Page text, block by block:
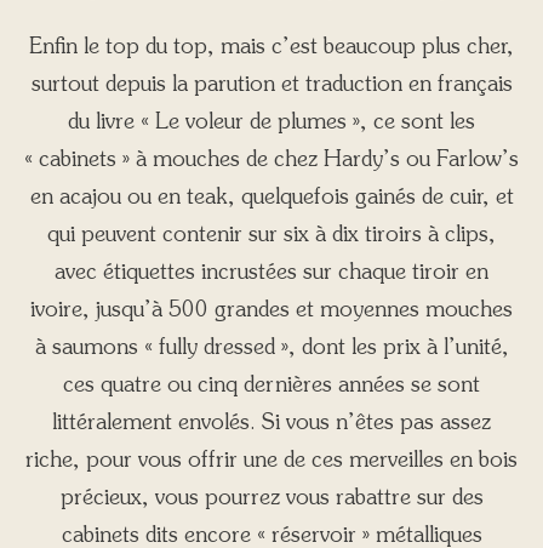
Enfin le top du top, mais c’est beaucoup plus cher,
surtout depuis la parution et traduction en français
du livre « Le voleur de plumes », ce sont les
« cabinets » à mouches de chez Hardy’s ou Farlow’s
en acajou ou en teak, quelquefois gainés de cuir, et
qui peuvent contenir sur six à dix tiroirs à clips,
avec étiquettes incrustées sur chaque tiroir en
ivoire, jusqu’à 500 grandes et moyennes mouches
à saumons « fully dressed », dont les prix à l’unité,
ces quatre ou cinq dernières années se sont
littéralement envolés. Si vous n’êtes pas assez
riche, pour vous offrir une de ces merveilles en bois
précieux, vous pourrez vous rabattre sur des
cabinets dits encore « réservoir » métalliques